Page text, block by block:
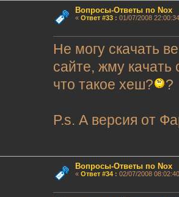
Вопросы-Ответы по Nox
« Ответ #33: 01/07/2008
Не могу скачать
сайте, жму качать
что такое хеш?
P.s. А версия от
Вопросы-Ответы по Nox
« Ответ #34: 02/07/2008